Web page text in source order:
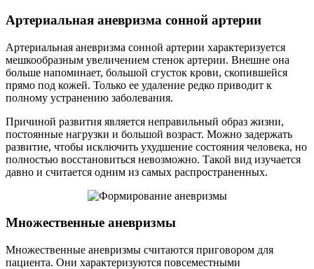
Артериальная аневризма сонной артерии
Артериальная аневризма сонной артерии характеризуется
мешкообразным увеличением стенок артерии. Внешне она
больше напоминает, большой сгусток крови, скопившейся
прямо под кожей. Только ее удаление редко приводит к
полному устранению заболевания.
Причиной развития является неправильный образ жизни,
постоянные нагрузки и большой возраст. Можно задержать
развитие, чтобы исключить ухудшение состояния человека, но
полностью восстановиться невозможно. Такой вид изучается
давно и считается одним из самых распространенных.
Множественные аневризмы
Множественные аневризмы считаются приговором для
пациента. Они характеризуются повсеместными